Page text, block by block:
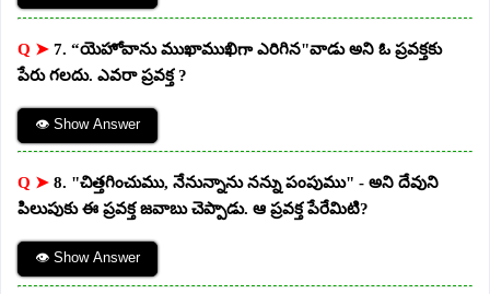
Q ➤ 7. “యెహోవాను ముఖాముఖిగా ఎరిగిన"వాడు అని ఓ ప్రవక్తకు
పేరు గలదు. ఎవరా ప్రవక్త ?
👁 Show Answer
Q ➤ 8. "చిత్తగించుము, నేనున్నాను నన్ను పంపుము" - అని దేవుని
పిలుపుకు ఈ ప్రవక్త జవాబు చెప్పాడు. ఆ ప్రవక్త పేరేమిటి?
👁 Show Answer